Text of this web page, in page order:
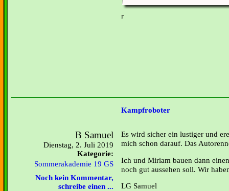
r
Kampfroboter
B Samuel
Dienstag, 2. Juli 2019
Kategorie:
Sommerakademie 19 GS
Noch kein Kommentar,
schreibe einen ...
Es wird sicher ein lustiger und
mich schon darauf. Das
Ich und Miriam bauen dann
noch gut aussehen soll. Wir
LG Samuel